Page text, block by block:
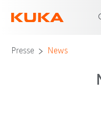
Presse News